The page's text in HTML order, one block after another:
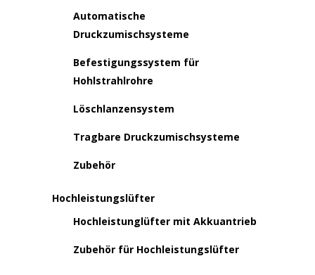
Automatische
Druckzumischsysteme
Befestigungssystem für
Hohlstrahlrohre
Löschlanzensystem
Tragbare Druckzumischsysteme
Zubehör
Hochleistungslüfter
Hochleistunglüfter mit Akkuantrieb
Zubehör für Hochleistungslüfter